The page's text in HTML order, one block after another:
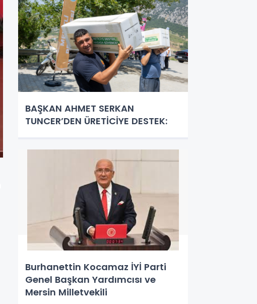
BAŞKAN AHMET SERKAN
TUNCER’DEN ÜRETİCİYE DESTEK:
Burhanettin Kocamaz İYİ Parti
Genel Başkan Yardımcısı ve
Mersin Milletvekili